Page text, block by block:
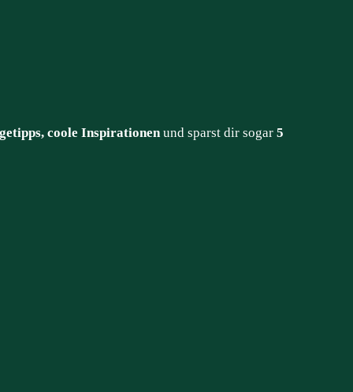
coole Inspirationenund sparst dir sogar 5